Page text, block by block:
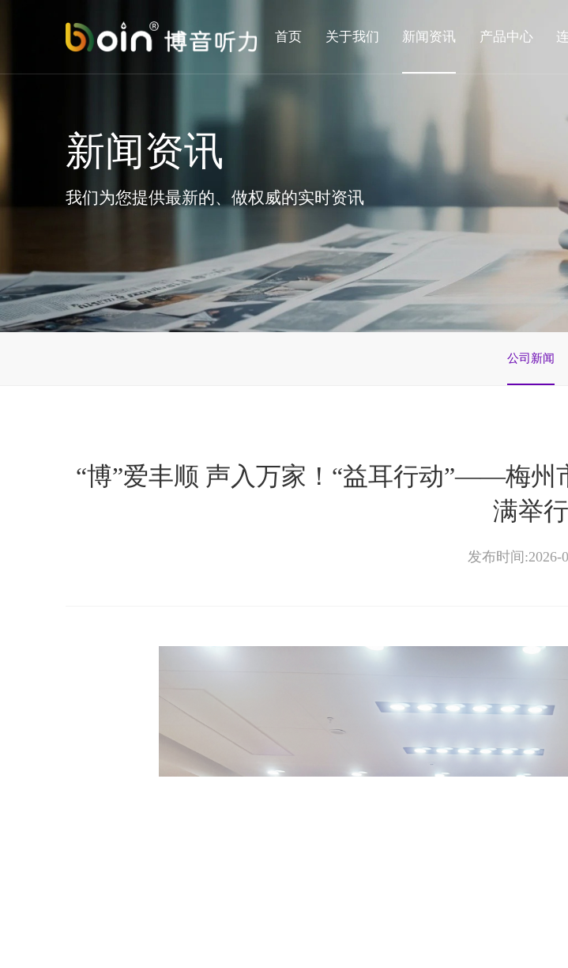
首页 关于我们 新闻资讯 产品中心
新闻资讯
我们为您提供最新的、做权威的实时资讯
公司新闻
“博”爱丰顺 声入万家！“益耳行动”——梅州
满举行
发布时间:2026-